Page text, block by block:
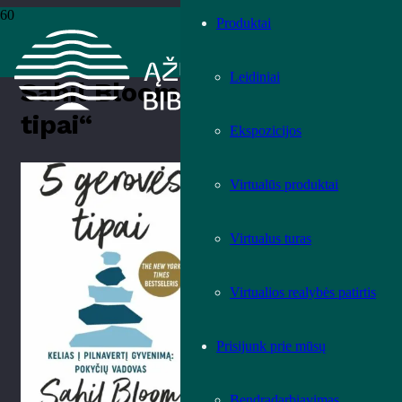
Produktai
Leidiniai
Ekspozicijos
Virtualūs produktai
Virtualus turas
Virtualios realybės patirtis
Prisijunk prie mūsų
Teminė literatūra›
gerovės tipai“
Sahil Bloom „5 gerovės
tipai“